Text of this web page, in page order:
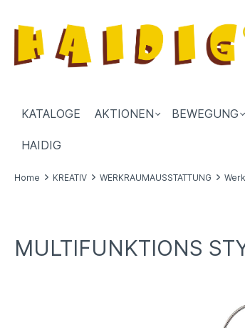
KATALOGE AKTIONEN BEWEGUNG
HAIDIG
Home KREATIV WERKRAUMAUSSTATTUNG
MULTIFUNKTIONS